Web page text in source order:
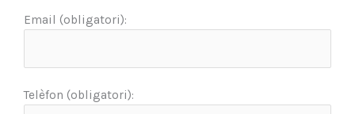
Email (obligatori):
Telèfon (obligatori):